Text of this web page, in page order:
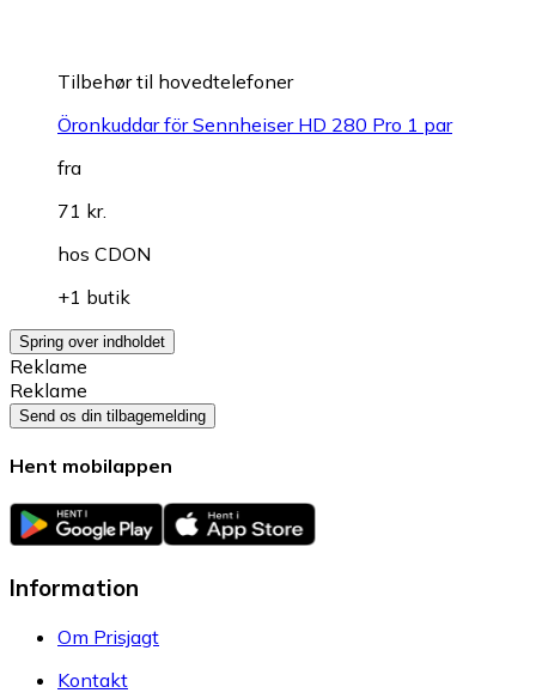
Tilbehør til hovedtelefoner
Öronkuddar för Sennheiser HD 280 Pro 1 par
fra
71 kr.
hos CDON
+1 butik
Spring over indholdet
Reklame
Reklame
Send os din tilbagemelding
Hent mobilappen
Information
Om Prisjagt
Kontakt